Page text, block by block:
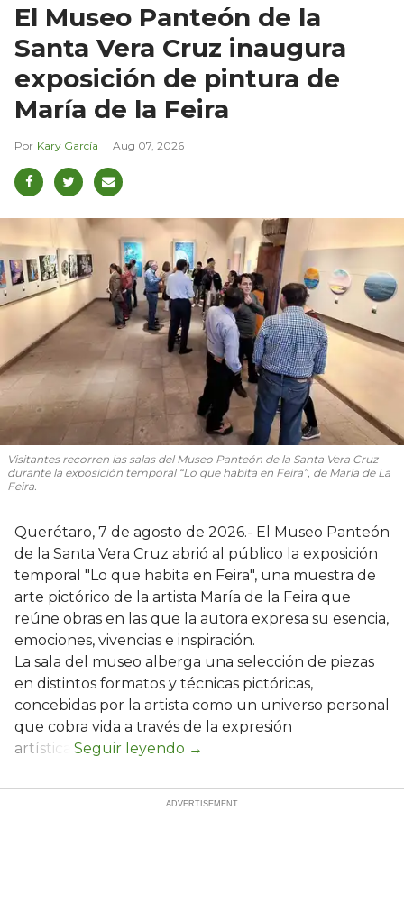
El Museo Panteón de la
Santa Vera Cruz inaugura
exposición de pintura de
María de la Feira
Kary García Aug 07, 2026
Visitantes recorren las salas del Museo Panteón de la Santa Vera Cruz
durante la exposición temporal “Lo que habita en Feira”, de María de La
Feira.
Querétaro, 7 de agosto de 2026.- El Museo Panteón
de la Santa Vera Cruz abrió al público la exposición
temporal "Lo que habita en Feira", una muestra de
arte pictórico de la artista María de la Feira que
reúne obras en las que la autora expresa su esencia,
emociones, vivencias e inspiración.
La sala del museo alberga una selección de piezas
en distintos formatos y técnicas pictóricas,
concebidas por la artista como un universo personal
que cobra vida a través de la expresión
artística.